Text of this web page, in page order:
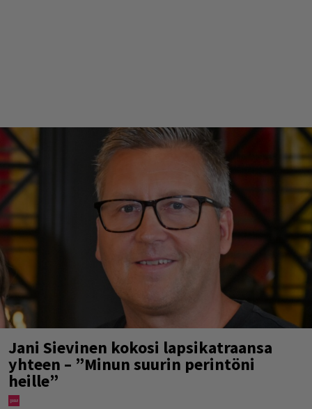
Jani Sievinen kokosi lapsikatraansa
yhteen – ”Minun suurin perintöni
heille”